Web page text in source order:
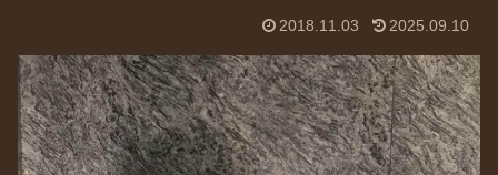
2018.11.03 2025.09.10